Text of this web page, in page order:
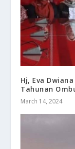
Hj, Eva
Tahunan
March 14, 2024